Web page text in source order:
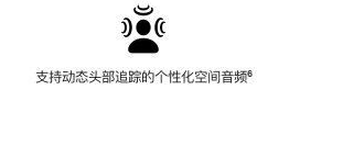
支持动态头部追踪的个性化空间音频脚
⁶